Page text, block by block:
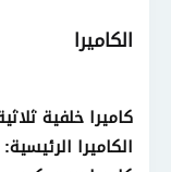
الكاميرا
كاميرا خلفية
الكاميرا الرئيسية: